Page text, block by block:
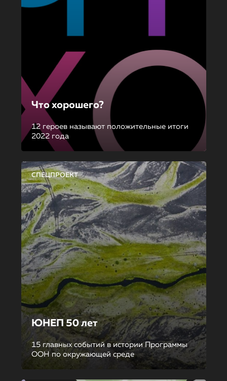
Что хорошего?
12 героев называют положительные итоги
2022 года
СПЕЦПРОЕКТ
ЮНЕП 50 лет
15 главных событий в истории Программы
ООН по окружающей среде